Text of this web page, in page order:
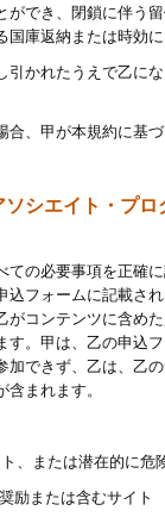
ができ、閉鎖に伴う
庫返納または時効
かれたうえで乙に
、甲が本規約に基
ソシエイト・プ
の必要事項を正確
フォームに記載さ
コンテンツに含め
す。甲は、乙の申込
できず、乙は、乙
まれます。
、または潜在的に
励または含むサイト